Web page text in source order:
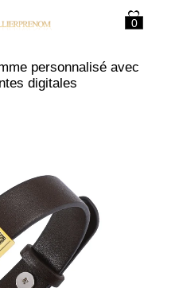
0
personnalisé avec
digitales